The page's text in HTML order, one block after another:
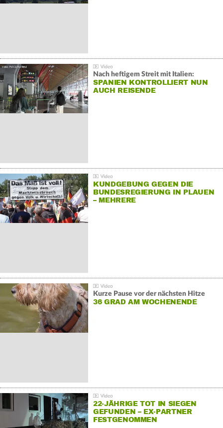
Nach heftigem Streit mit Italien:
SPANIEN KONTROLLIERT NUN
AUCH REISENDE
KUNDGEBUNG GEGEN DIE
BUNDESREGIERUNG IN PLAUEN
– MEHRERE
Kurze Pause vor der nächsten Hitze
36 GRAD AM WOCHENENDE
22-JÄHRIGE TOT IN SIEGEN
GEFUNDEN – EX-PARTNER
FESTGENOMMEN